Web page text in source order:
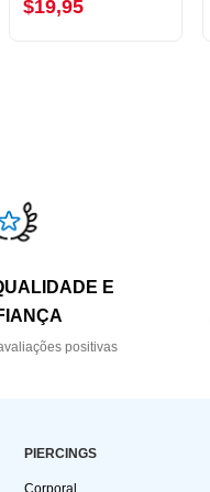
$19,95
E
positivas
PIERCINGS
Corporal